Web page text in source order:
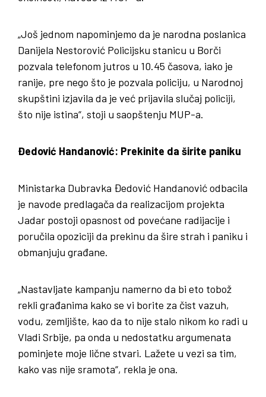
„Još jednom napominjemo da je narodna poslanica
Danijela Nestorović Policijsku stanicu u Borči
pozvala telefonom jutros u 10.45 časova, iako je
ranije, pre nego što je pozvala policiju, u Narodnoj
skupštini izjavila da je već prijavila slučaj policiji,
što nije istina“, stoji u saopštenju MUP-a.
Đedović Handanović: Prekinite da širite paniku
Ministarka Dubravka Đedović Handanović odbacila
je navode predlagača da realizacijom projekta
Jadar postoji opasnost od povećane radijacije i
poručila opoziciji da prekinu da šire strah i paniku i
obmanjuju građane.
„Nastavljate kampanju namerno da bi eto tobož
rekli građanima kako se vi borite za čist vazuh,
vodu, zemljište, kao da to nije stalo nikom ko radi u
Vladi Srbije, pa onda u nedostatku argumenata
pominjete moje lične stvari. Lažete u vezi sa tim,
kako vas nije sramota“, rekla je ona.